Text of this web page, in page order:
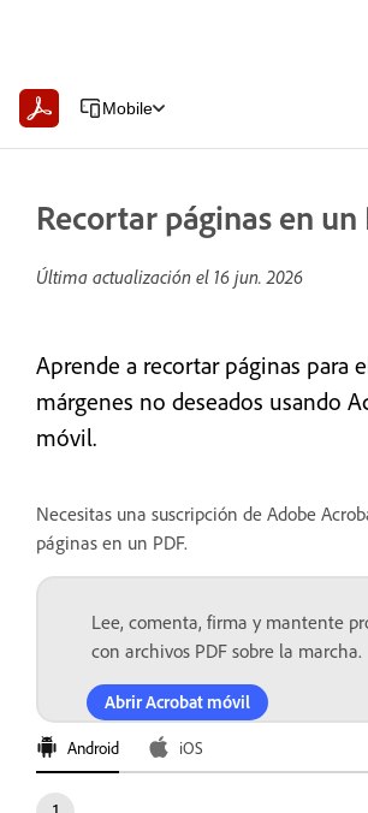
Mobile
Recortar páginas en un
Última actualización el 16 jun. 2026
Aprende a recortar páginas para
márgenes no deseados usando
móvil.
Necesitas una suscripción de Adobe
páginas en un PDF.
Lee, comenta, firma y mantente
con archivos PDF sobre la marcha.
Abrir Acrobat móvil
Android iOS